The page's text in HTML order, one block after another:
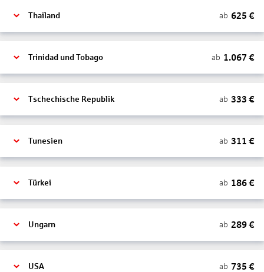
Thailand ab 625 €
Trinidad und Tobago ab 1.067 €
Tschechische Republik ab 333 €
Tunesien ab 311 €
Türkei ab 186€
Ungarn ab 289€
USA ab 735 €